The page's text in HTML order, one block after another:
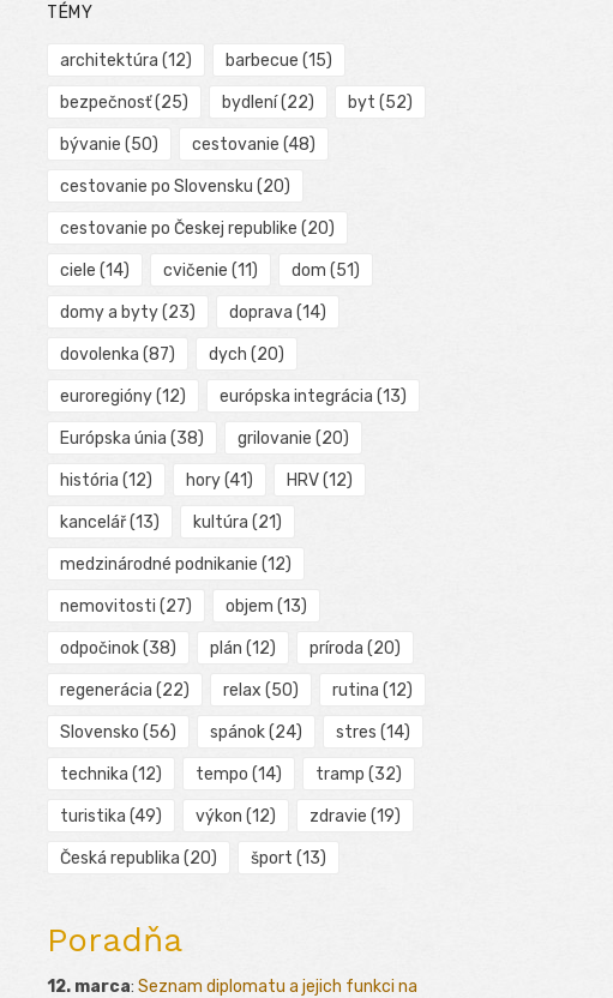
TÉMY
architektúra (12) barbecue (15)
bezpečnosť(25) bydlení(22) byt (52)
bývanie (50) cestovanie (48)
cestovanie po Slovensku (20)
cestovanie po Českej republike (20)
ciele (14) cvičenie (11) dom (51)
domy a byty(23) doprava (14)
dovolenka (87) dych (20)
euroregióny(12) európska integrácia (13)
Európska únia (38) grilovanie (20)
história (12) hory(41) HRV(12)
kancelář(13) kultúra (21)
medzinárodné podnikanie (12)
nemovitosti (27) objem (13)
odpočinok(38) plán (12) príroda (20)
regenerácia (22) relax (50) rutina (12)
Slovensko (56) spánok(24) stres (14)
technika (12) tempo (14) tramp (32)
turistika (49) výkon (12) zdravie (19)
Česká republika (20) šport (13)
Poradňa
12. marca: Seznam diplomatu a jejich funkci na